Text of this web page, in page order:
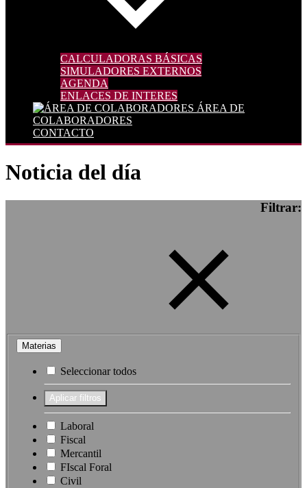
CALCULADORAS BÁSICAS
SIMULADORES EXTERNOS
AGENDA
ENLACES DE INTERES
ÁREA DE
COLABORADORES
CONTACTO
Noticia del día
Filtrar:
Materias
Seleccionar todos
Laboral
Fiscal
Mercantil
FIscal Foral
Civil